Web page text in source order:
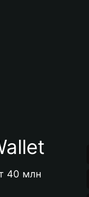
40 млн